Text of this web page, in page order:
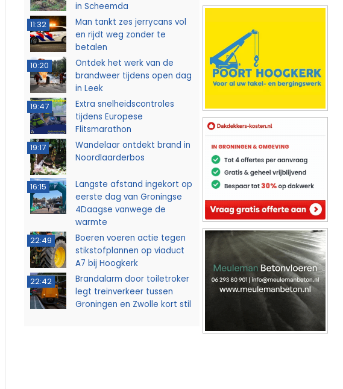
in Scheemda
11:32
Man tankt zes jerrycans vol
en rijdt weg zonder te
betalen
10:20
Ontdek het werk van de
brandweer tijdens open dag
in Leek
19:47
Extra snelheidscontroles
tijdens Europese
Flitsmarathon
19:17
Wandelaar ontdekt brand in
Noordlaarderbos
16:15
Langste afstand ingekort op
eerste dag van Groningse
4Daagse vanwege de
warmte
22:49
Boeren voeren actie tegen
stikstofplannen op viaduct
A7 bij Hoogkerk
22:42
Brandalarm door toiletroker
legt treinverkeer tussen
Groningen en Zwolle kort stil